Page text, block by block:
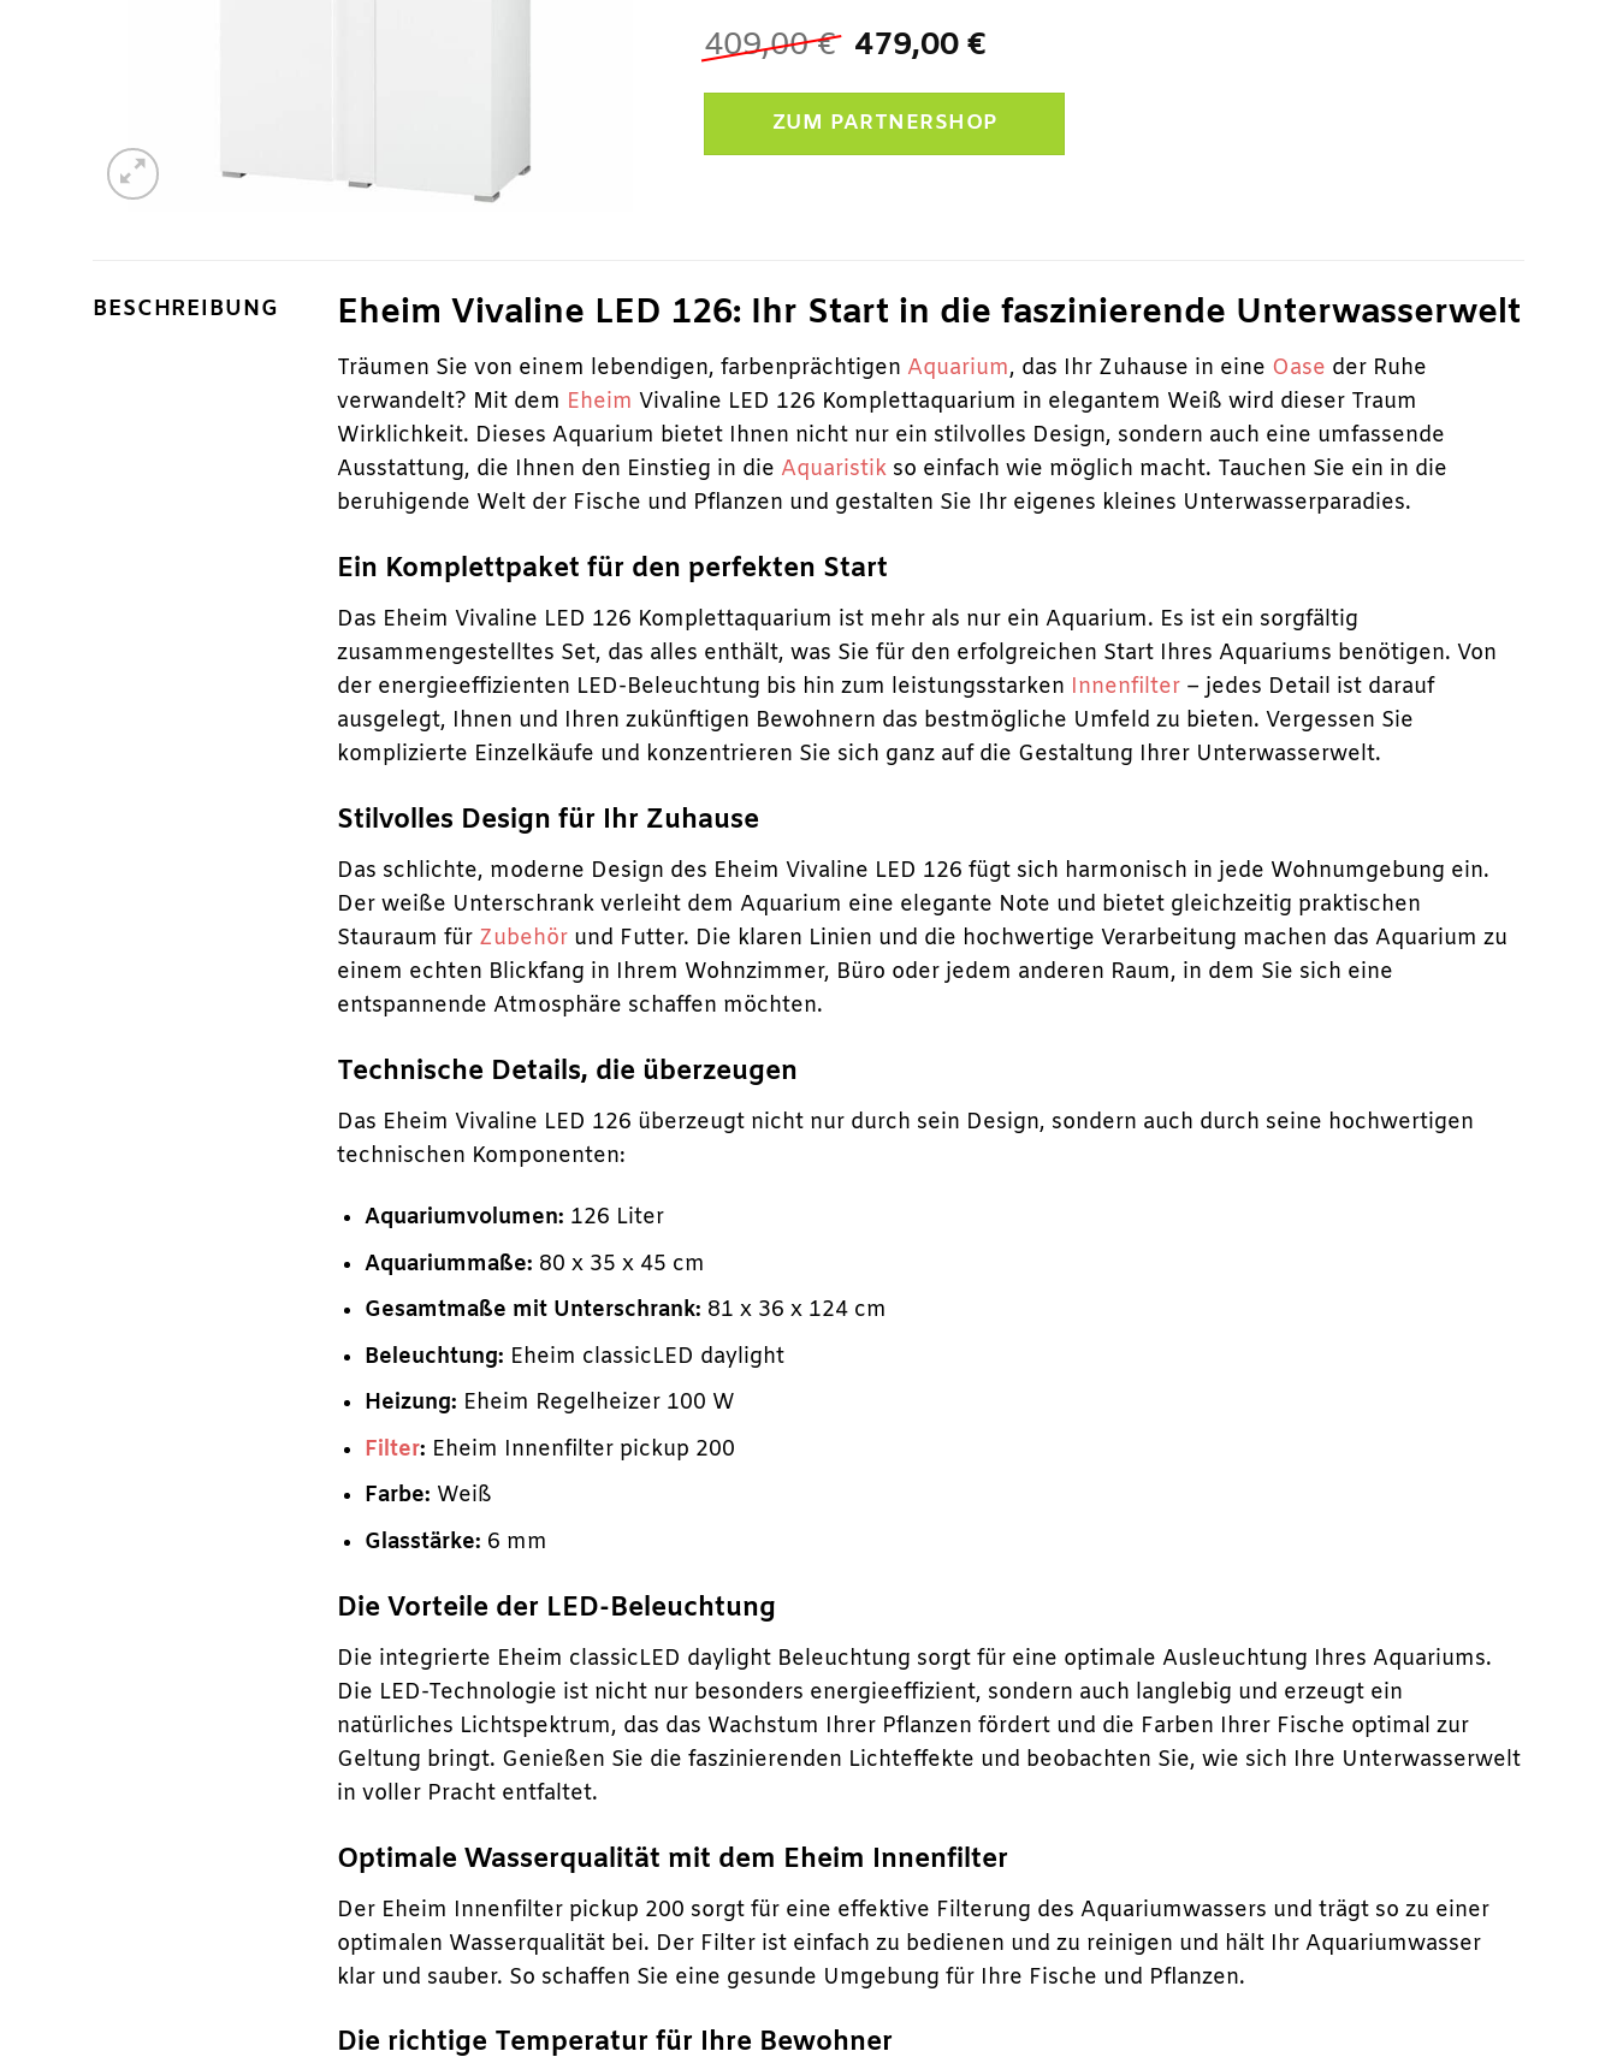
409,00€ Ursprünglicher
war:
409,00 €
479,00€
ist:
479,00 €.
ZUM PARTNERSHOP
BESCHREIBUNG Eheim Vivaline LED 126: Ihr Start in die faszinierende Unterwasserwelt
Träumen Sie von einem lebendigen, farbenprächtigen Aquarium, das Ihr Zuhause in eine Oase der Ruhe
verwandelt? Mit dem Eheim Vivaline LED 126 Komplettaquarium in elegantem Weiß wird dieser Traum
Wirklichkeit. Dieses Aquarium bietet Ihnen nicht nur ein stilvolles Design, sondern auch eine umfassende
Ausstattung, die Ihnen den Einstieg in die Aquaristik so einfach wie möglich macht. Tauchen Sie ein in die
beruhigende Welt der Fische und Pflanzen und gestalten Sie Ihr eigenes kleines Unterwasserparadies.
Ein Komplettpaket für den perfekten Start
Das Eheim Vivaline LED 126 Komplettaquarium ist mehr als nur ein Aquarium. Es ist ein sorgfältig
zusammengestelltes Set, das alles enthält, was Sie für den erfolgreichen Start Ihres Aquariums benötigen. Von
der energieeffizienten LED-Beleuchtung bis hin zum leistungsstarken Innenfilter – jedes Detail ist darauf
ausgelegt, Ihnen und Ihren zukünftigen Bewohnern das bestmögliche Umfeld zu bieten. Vergessen Sie
komplizierte Einzelkäufe und konzentrieren Sie sich ganz auf die Gestaltung Ihrer Unterwasserwelt.
Stilvolles Design für Ihr Zuhause
Das schlichte, moderne Design des Eheim Vivaline LED 126 fügt sich harmonisch in jede Wohnumgebung ein.
Der weiße Unterschrank verleiht dem Aquarium eine elegante Note und bietet gleichzeitig praktischen
Stauraum für Zubehör und Futter. Die klaren Linien und die hochwertige Verarbeitung machen das Aquarium zu
einem echten Blickfang in Ihrem Wohnzimmer, Büro oder jedem anderen Raum, in dem Sie sich eine
entspannende Atmosphäre schaffen möchten.
Technische Details, die überzeugen
Das Eheim Vivaline LED 126 überzeugt nicht nur durch sein Design, sondern auch durch seine hochwertigen
technischen Komponenten:
Aquariumvolumen: 126 Liter
Aquariummaße: 80 x 35 x 45 cm
Gesamtmaße mit Unterschrank: 81 x 36 x 124 cm
Beleuchtung: Eheim classicLED daylight
Heizung: Eheim Regelheizer 100 W
Filter: Eheim Innenfilter pickup 200
Farbe: Weiß
Glasstärke: 6 mm
Die Vorteile der LED-Beleuchtung
Die integrierte Eheim classicLED daylight Beleuchtung sorgt für eine optimale Ausleuchtung Ihres Aquariums.
Die LED-Technologie ist nicht nur besonders energieeffizient, sondern auch langlebig und erzeugt ein
natürliches Lichtspektrum, das das Wachstum Ihrer Pflanzen fördert und die Farben Ihrer Fische optimal zur
Geltung bringt. Genießen Sie die faszinierenden Lichteffekte und beobachten Sie, wie sich Ihre Unterwasserwelt
in voller Pracht entfaltet.
Optimale Wasserqualität mit dem Eheim Innenfilter
Der Eheim Innenfilter pickup 200 sorgt für eine effektive Filterung des Aquariumwassers und trägt so zu einer
optimalen Wasserqualität bei. Der Filter ist einfach zu bedienen und zu reinigen und hält Ihr Aquariumwasser
klar und sauber. So schaffen Sie eine gesunde Umgebung für Ihre Fische und Pflanzen.
Die richtige Temperatur für Ihre Bewohner